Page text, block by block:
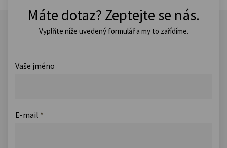
Máte dotaz? Zeptejte se nás.
Vyplňte níže uvedený formulář a my to zařídíme.
Vaše jméno
E-mail *